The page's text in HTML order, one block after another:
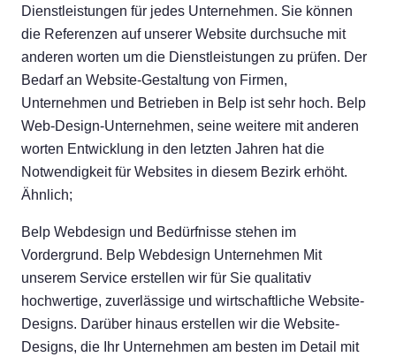
Dienstleistungen für jedes Unternehmen. Sie können
die Referenzen auf unserer Website durchsuche mit
anderen worten um die Dienstleistungen zu prüfen. Der
Bedarf an Website-Gestaltung von Firmen,
Unternehmen und Betrieben in Belp ist sehr hoch. Belp
Web-Design-Unternehmen, seine weitere mit anderen
worten Entwicklung in den letzten Jahren hat die
Notwendigkeit für Websites in diesem Bezirk erhöht.
Ähnlich;
Belp Webdesign und Bedürfnisse stehen im
Vordergrund. Belp Webdesign Unternehmen Mit
unserem Service erstellen wir für Sie qualitativ
hochwertige, zuverlässige und wirtschaftliche Website-
Designs. Darüber hinaus erstellen wir die Website-
Designs, die Ihr Unternehmen am besten im Detail mit